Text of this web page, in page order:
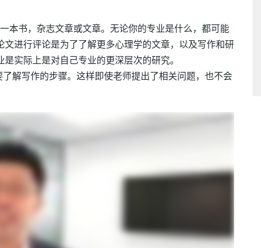
本书，杂志文章或文章。无论你的专业是什么，都可能
进行评论是为了了解更多心理学的文章，以及写作和研
实际上是对自己专业的更深层次的研究。
解写作的步骤。这样即使老师提出了相关问题，也不会